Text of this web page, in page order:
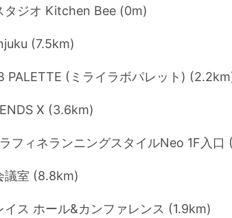
タジオ Kitchen Bee (0m)
(7.5km)
PALETTE (ミライラボパレット)
X (3.6km)
フィネランニングスタイルNeo 1F入口
議室 (8.8km)
イス ホール&カンファレンス (1.9km)